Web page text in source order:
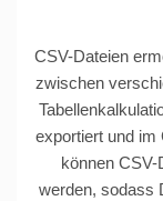
CSV-Dateien
zwischen
exportiert und im
können
werden, sodass